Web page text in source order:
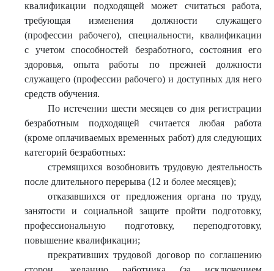
квалификации подходящей может считаться работа,
требующая изменения должности служащего
(профессии рабочего), специальности, квалификации
с учетом способностей безработного, состояния его
здоровья, опыта работы по прежней должности
служащего (профессии рабочего) и доступных для него
средств обучения.
По истечении шести месяцев со дня регистрации
безработным подходящей считается любая работа
(кроме оплачиваемых временных работ) для следующих
категорий безработных:
стремящихся возобновить трудовую деятельность
после длительного перерыва (12 и более месяцев);
отказавшихся от предложения органа по труду,
занятости и социальной защите пройти подготовку,
профессиональную подготовку, переподготовку,
повышение квалификации;
прекративших трудовой договор по соглашению